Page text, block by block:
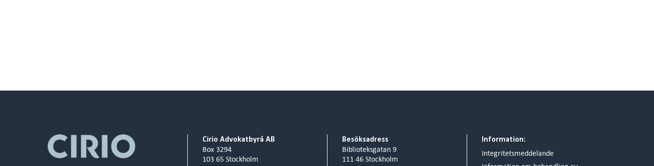
Cirio Advokatbyrå AB
Box 3294
103 65 Stockholm
Besöksadress
Biblioteksgatan 9
111 46 Stockholm
Information:
Integritetsmeddelande